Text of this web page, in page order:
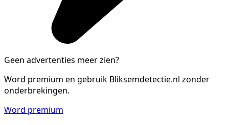
Geen advertenties meer zien?
Word premium en gebruik Bliksemdetectie.nl zonder
onderbrekingen.
Word premium